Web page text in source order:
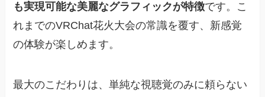
も実現可能な美麗なグラフィックが特徴です。こ
れまでのVRChat花火大会の常識を覆す、新感覚
の体験が楽しめます。
最大のこだわりは、単純な視聴覚のみに頼らない